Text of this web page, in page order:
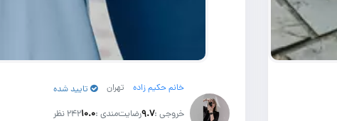
خانم حکیم زاده تهران تایید شده
خروجی :۹.۷رضایت‌مندی :۱۰.۰242 نظر